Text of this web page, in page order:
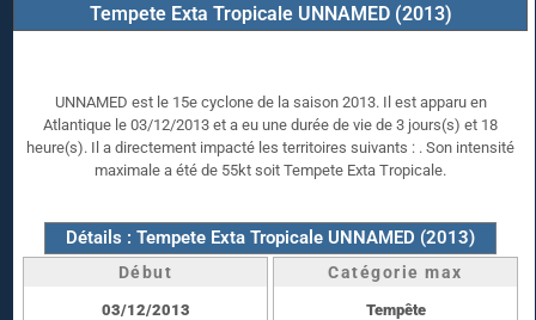
Tempete Exta Tropicale UNNAMED (2013)
UNNAMED est le 15e cyclone de la saison 2013. Il est apparu en
Atlantique le 03/12/2013 et a eu une durée de vie de 3 jours(s) et 18
heure(s). Il a directement impacté les territoires suivants : . Son intensité
maximale a été de 55kt soit Tempete Exta Tropicale.
Détails : Tempete Exta Tropicale UNNAMED (2013)
Début
03/12/2013
Catégorie max
Tempête